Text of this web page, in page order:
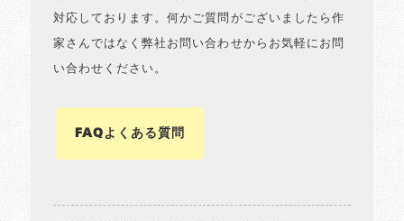
対応しております。何かご質問がございましたら作
家さんではなく弊社お問い合わせからお気軽にお問
い合わせください。
FAQよくある質問